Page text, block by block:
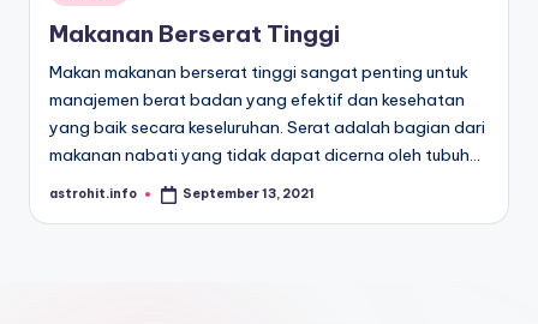
in
Makanan Berserat Tinggi
Makan makanan berserat tinggi sangat penting untuk
manajemen berat badan yang efektif dan kesehatan
yang baik secara keseluruhan. Serat adalah bagian dari
makanan nabati yang tidak dapat dicerna oleh tubuh…
Posted
astrohit.info September 13, 2021